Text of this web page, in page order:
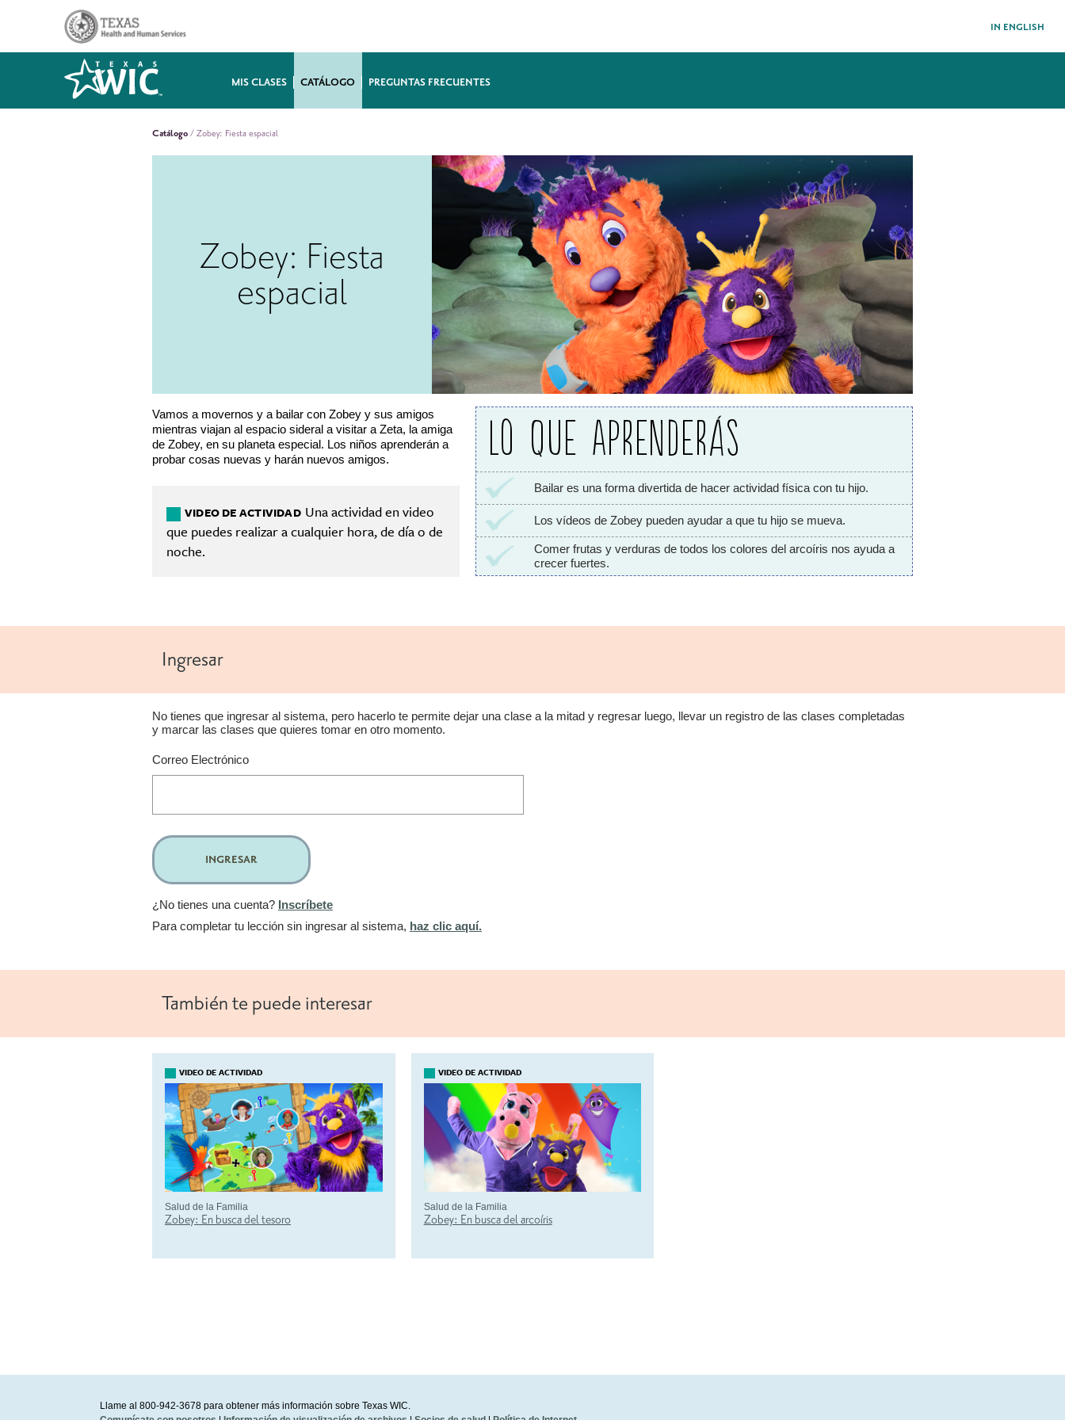
IN ENGLISH
MIS CLASES CATÁLOGO PREGUNTAS FRECUENTES
Catálogo / Zobey: Fiesta espacial
Zobey: Fiesta
espacial
Vamos a movernos y a bailar con Zobey y sus amigos
mientras viajan al espacio sideral a visitar a Zeta, la amiga
de Zobey, en su planeta especial. Los niños aprenderán a
probar cosas nuevas y harán nuevos amigos.
VIDEO DE ACTIVIDAD Una actividad en video
que puedes realizar a cualquier hora, de día o de
noche.
LO QUE APRENDERÁS
Bailar es una forma divertida de hacer actividad física con tu hijo.
Los vídeos de Zobey pueden ayudar a que tu hijo se mueva.
Comer frutas y verduras de todos los colores del arcoíris nos ayuda a
crecer fuertes.
Ingresar
No tienes que ingresar al sistema, pero hacerlo te permite dejar una clase a la mitad y regresar luego, llevar un registro de las clases completadas
y marcar las clases que quieres tomar en otro momento.
Correo Electrónico
INGRESAR
¿No tienes una cuenta? Inscríbete
Para completar tu lección sin ingresar al sistema, haz clic aquí.
También te puede interesar
VIDEO DE ACTIVIDAD
Salud de la Familia
Zobey: En busca del tesoro
VIDEO DE ACTIVIDAD
Salud de la Familia
Zobey: En busca del arcoíris
Llame al 800-942-3678 para obtener más información sobre Texas WIC.